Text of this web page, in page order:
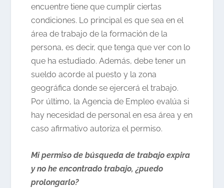
encuentre tiene que cumplir ciertas
condiciones. Lo principal es que sea en el
área de trabajo de la formación de la
persona, es decir, que tenga que ver con lo
que ha estudiado. Además, debe tener un
sueldo acorde al puesto y la zona
geográfica donde se ejercerá el trabajo.
Por último, la Agencia de Empleo evalúa si
hay necesidad de personal en esa área y en
caso afirmativo autoriza el permiso.
Mi permiso de búsqueda de trabajo expira
y no he encontrado trabajo, ¿puedo
prolongarlo?